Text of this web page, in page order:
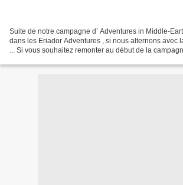
Suite de notre campagne d’ Adventures in Middle-
dans les Eriador Adventures , si nous alternons avec
... Si vous souhaitez remonter au début de la